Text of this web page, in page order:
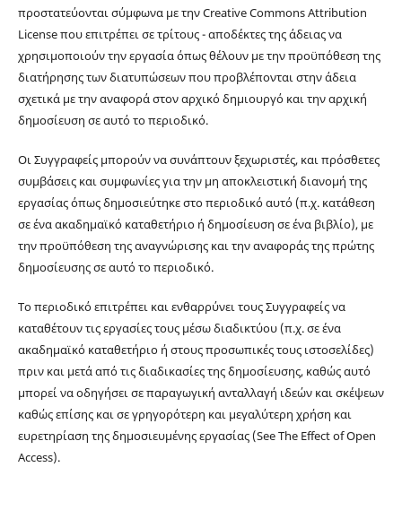
προστατεύονται σύμφωνα με την Creative Commons Attribution
License που επιτρέπει σε τρίτους - αποδέκτες της άδειας να
χρησιμοποιούν την εργασία όπως θέλουν με την προϋπόθεση της
διατήρησης των διατυπώσεων που προβλέπονται στην άδεια
σχετικά με την αναφορά στον αρχικό δημιουργό και την αρχική
δημοσίευση σε αυτό το περιοδικό.
Οι Συγγραφείς μπορούν να συνάπτουν ξεχωριστές, και πρόσθετες
συμβάσεις και συμφωνίες για την μη αποκλειστική διανομή της
εργασίας όπως δημοσιεύτηκε στο περιοδικό αυτό (π.χ. κατάθεση
σε ένα ακαδημαϊκό καταθετήριο ή δημοσίευση σε ένα βιβλίο), με
την προϋπόθεση της αναγνώρισης και την αναφοράς της πρώτης
δημοσίευσης σε αυτό το περιοδικό.
Το περιοδικό επιτρέπει και ενθαρρύνει τους Συγγραφείς να
καταθέτουν τις εργασίες τους μέσω διαδικτύου (π.χ. σε ένα
ακαδημαϊκό καταθετήριο ή στους προσωπικές τους ιστοσελίδες)
πριν και μετά από τις διαδικασίες της δημοσίευσης, καθώς αυτό
μπορεί να οδηγήσει σε παραγωγική ανταλλαγή ιδεών και σκέψεων
καθώς επίσης και σε γρηγορότερη και μεγαλύτερη χρήση και
ευρετηρίαση της δημοσιευμένης εργασίας (See The Effect of Open
Access).